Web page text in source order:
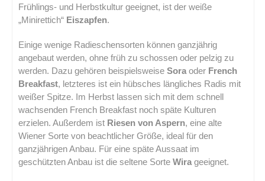
Frühlings- und Herbstkultur geeignet, ist der weiße
„Minirettich“ Eiszapfen.
Einige wenige Radieschensorten können ganzjährig
angebaut werden, ohne früh zu schossen oder pelzig zu
werden. Dazu gehören beispielsweise Sora oder French
Breakfast, letzteres ist ein hübsches längliches Radis mit
weißer Spitze. Im Herbst lassen sich mit dem schnell
wachsenden French Breakfast noch späte Kulturen
erzielen. Außerdem ist Riesen von Aspern, eine alte
Wiener Sorte von beachtlicher Größe, ideal für den
ganzjährigen Anbau. Für eine späte Aussaat im
geschützten Anbau ist die seltene Sorte Wira geeignet.